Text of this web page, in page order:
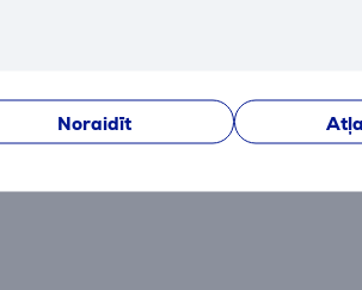
Noraidīt